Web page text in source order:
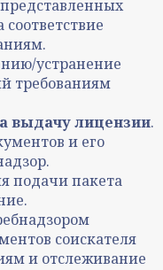
устранение
требованиям
выдачу лицензии.
и его
подачи пакета
соискателя
и отслеживание